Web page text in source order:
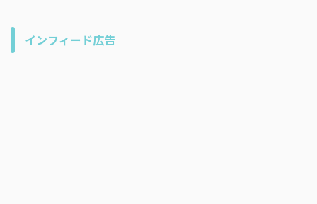
インフィード広告